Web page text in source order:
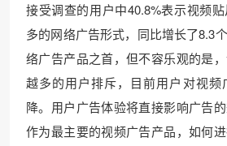
接受调查的用户中40.8%表示视频
多的网络广告形式，同比增长了8.3
络广告产品之首，但不容乐观的是
越多的用户排斥，目前用户对视频
降。用户广告体验将直接影响广告
作为最主要的视频广告产品，如何